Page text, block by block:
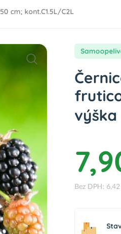
cm; kont.C1.5L/C2L
výška
Bez DPH: